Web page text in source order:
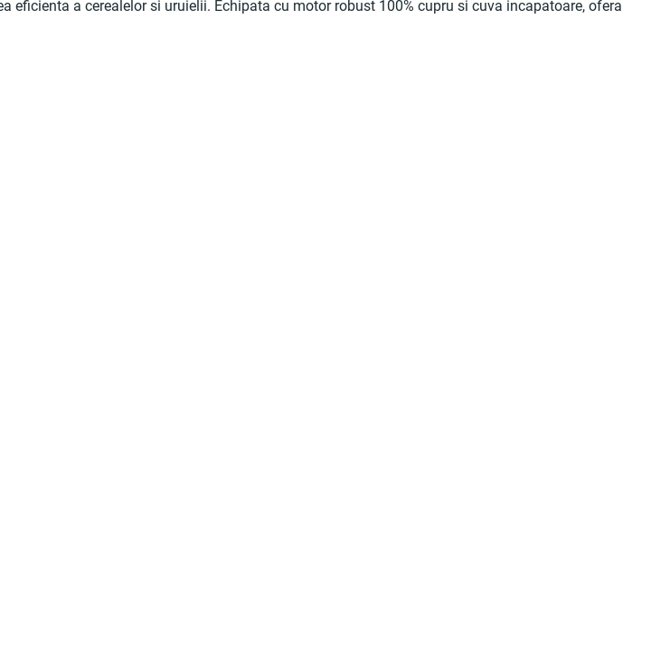
a cerealelor si uruielii. Echipata cu motor robust 100% cupru si cuva incapatoare, ofera